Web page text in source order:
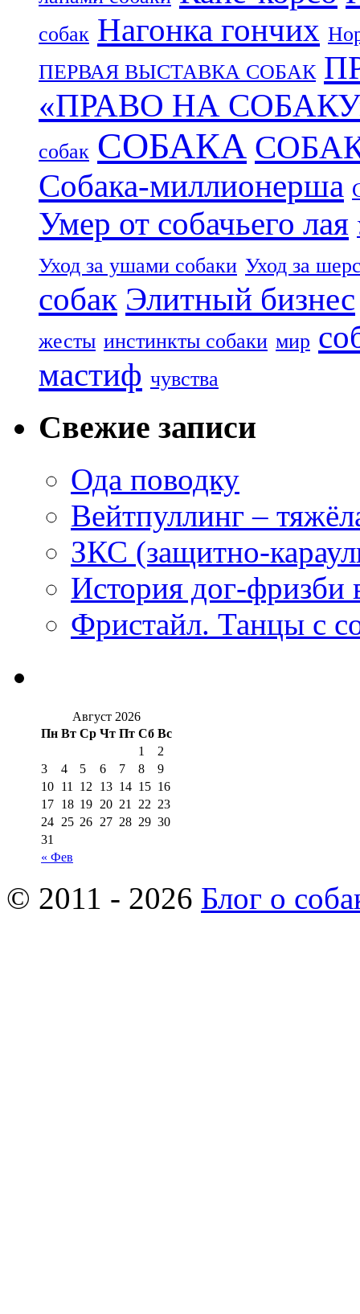
собак Нагонка гончих
ПЕРВАЯ ВЫСТАВКА СОБАК
«ПРАВО НА
собак СОБАКА
Собака-миллионерша
Умер от собачьего лая
Уход за ушами собаки Уход за
собак Элитный бизнес
жесты инстинкты собаки мир
мастиф чувства
Свежие записи
Ода поводку
Вейтпуллинг –
ЗКС (защитно-
История дог-фризби
Фристайл. Танцы с
Август 2026
Пн Вт Ср Чт Пт Сб Вс
« Фев
1
2
3
4 5 6 7 8
9
10 11 12 13 14 15 16
17 18 19 20 21 22 23
24 25 26 27 28 29 30
31
© 2011 - 2026 Блог о